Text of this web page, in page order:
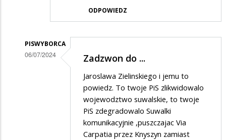
ODPOWIEDZ
PISWYBORCA
06/07/2024 Zadzwon do ...
Jaroslawa Zielinskiego i jemu to
powiedz. To twoje PiS zlikwidowalo
wojewodztwo suwalskie, to twoje
PiS zdegradowalo Suwalki
komunikacyjnie ,puszczajac Via
Carpatia przez Knyszyn zamiast